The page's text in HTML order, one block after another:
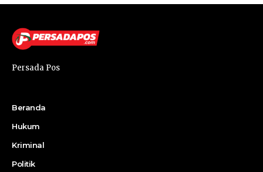
Persada Pos
Beranda
Hukum
Kriminal
Politik